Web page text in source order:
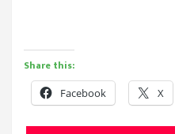
Share this:
Facebook X